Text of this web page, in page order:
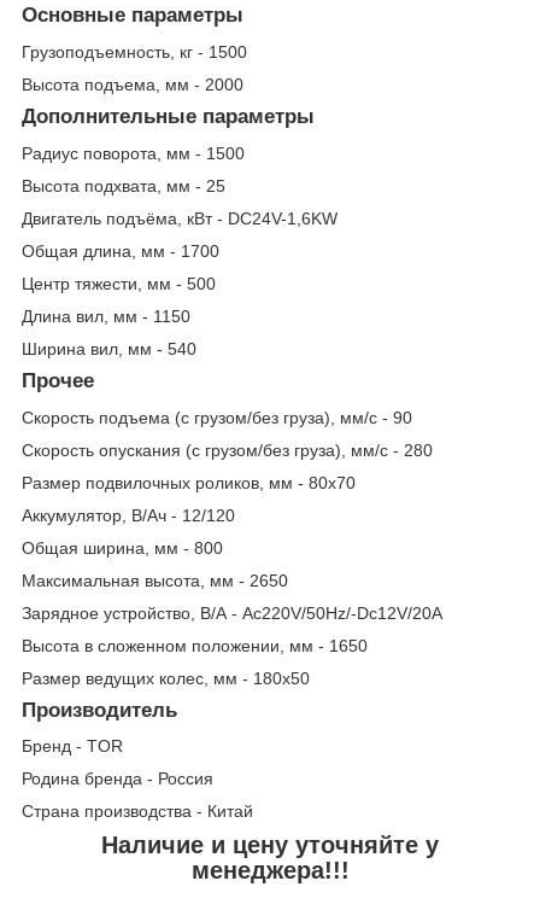
Основные параметры
Грузоподъемность, кг - 1500
Высота подъема, мм - 2000
Дополнительные параметры
Радиус поворота, мм - 1500
Высота подхвата, мм - 25
Двигатель подъёма, кВт - DC24V-1,6KW
Общая длина, мм - 1700
Центр тяжести, мм - 500
Длина вил, мм - 1150
Ширина вил, мм - 540
Прочее
Скорость подъема (с грузом/без груза), мм/с - 90
Скорость опускания (с грузом/без груза), мм/с - 280
Размер подвилочных роликов, мм - 80х70
Аккумулятор, В/Ач - 12/120
Общая ширина, мм - 800
Максимальная высота, мм - 2650
Зарядное устройство, В/А - Ac220V/50Hz/-Dc12V/20A
Высота в сложенном положении, мм - 1650
Размер ведущих колес, мм - 180х50
Производитель
Бренд - TOR
Родина бренда - Россия
Страна производства - Китай
Наличие и цену уточняйте у
менеджера!!!